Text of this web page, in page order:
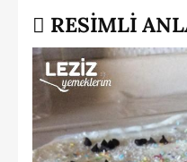
RESİMLİ